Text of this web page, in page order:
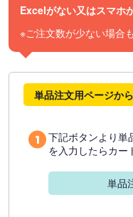
Excelがない又はスマホ
※ご注文数が少ない場合
単品注文用ページか
下記ボタンより単
を入力したらカー
単品